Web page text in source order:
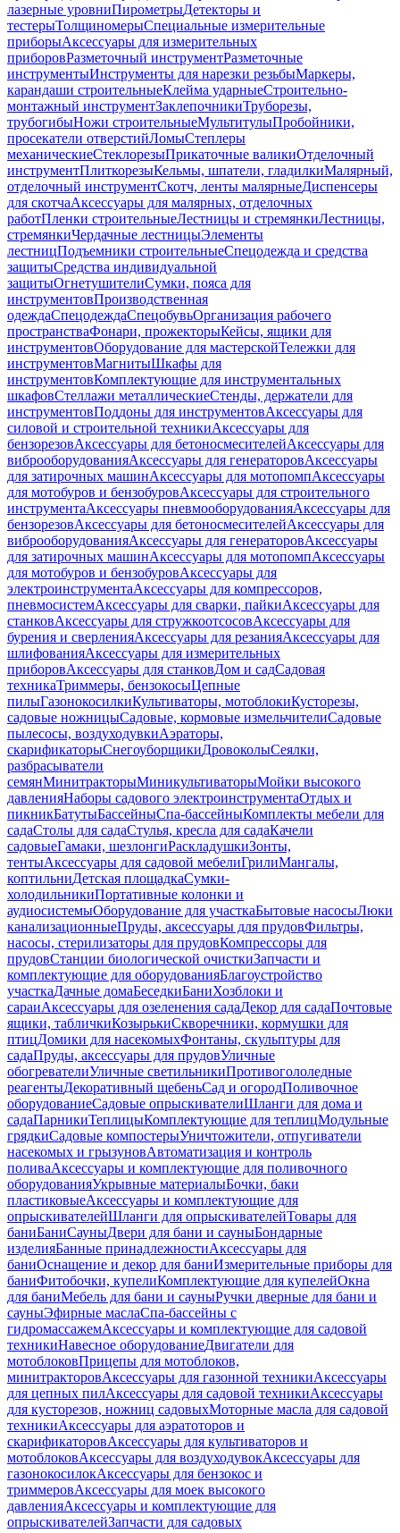
лазерные уровниПирометрыДетекторы и
тестерыТолщиномерыСпециальные измерительные
приборыАксессуары для измерительных
приборовРазметочный инструментРазметочные
инструментыИнструменты для нарезки резьбыМаркеры,
карандаши строительныеКлейма ударныеСтроительно-
монтажный инструментЗаклепочникиТруборезы,
трубогибыНожи строительныеМультитулыПробойники,
просекатели отверстийЛомыСтеплеры
механическиеСтеклорезыПрикаточные валикиОтделочный
инструментПлиткорезыКельмы, шпатели, гладилкиМалярный,
отделочный инструментСкотч, ленты малярныеДиспенсеры
для скотчаАксессуары для малярных, отделочных
работПленки строительныеЛестницы и стремянкиЛестницы,
стремянкиЧердачные лестницыЭлементы
лестницПодъемники строительныеСпецодежда и средства
защитыСредства индивидуальной
защитыОгнетушителиСумки, пояса для
инструментовПроизводственная
одеждаСпецодеждаСпецобувьОрганизация рабочего
пространстваФонари, прожекторыКейсы, ящики для
инструментовОборудование для мастерскойТележки для
инструментовМагнитыШкафы для
инструментовКомплектующие для инструментальных
шкафовСтеллажи металлическиеСтенды, держатели для
инструментовПоддоны для инструментовАксессуары для
силовой и строительной техникиАксессуары для
бензорезовАксессуары для бетоносмесителейАксессуары для
виброоборудованияАксессуары для генераторовАксессуары
для затирочных машинАксессуары для мотопомпАксессуары
для мотобуров и бензобуровАксессуары для строительного
инструментаАксессуары пневмооборудованияАксессуары для
бензорезовАксессуары для бетоносмесителейАксессуары для
виброоборудованияАксессуары для генераторовАксессуары
для затирочных машинАксессуары для мотопомпАксессуары
для мотобуров и бензобуровАксессуары для
электроинструментаАксессуары для компрессоров,
пневмосистемАксессуары для сварки, пайкиАксессуары для
станковАксессуары для стружкоотсосовАксессуары для
бурения и сверленияАксессуары для резанияАксессуары для
шлифованияАксессуары для измерительных
приборовАксессуары для станковДом и садСадовая
техникаТриммеры, бензокосыЦепные
пилыГазонокосилкиКультиваторы, мотоблокиКусторезы,
садовые ножницыСадовые, кормовые измельчителиСадовые
пылесосы, воздуходувкиАэраторы,
скарификаторыСнегоуборщикиДровоколыСеялки,
разбрасыватели
семянМинитракторыМиникультиваторыМойки высокого
давленияНаборы садового электроинструментаОтдых и
пикникБатутыБассейныСпа-бассейныКомплекты мебели для
садаСтолы для садаСтулья, кресла для садаКачели
садовыеГамаки, шезлонгиРаскладушкиЗонты,
тентыАксессуары для садовой мебелиГрилиМангалы,
коптильниДетская площадкаСумки-
холодильникиПортативные колонки и
аудиосистемыОборудование для участкаБытовые насосыЛюки
канализационныеПруды, аксессуары для прудовФильтры,
насосы, стерилизаторы для прудовКомпрессоры для
прудовСтанции биологической очисткиЗапчасти и
комплектующие для оборудованияБлагоустройство
участкаДачные домаБеседкиБаниХозблоки и
сараиАксессуары для озеленения садаДекор для садаПочтовые
ящики, табличкиКозырькиСкворечники, кормушки для
птицДомики для насекомыхФонтаны, скульптуры для
садаПруды, аксессуары для прудовУличные
обогревателиУличные светильникиПротивогололедные
реагентыДекоративный щебеньСад и огородПоливочное
оборудованиеСадовые опрыскивателиШланги для дома и
садаПарникиТеплицыКомплектующие для теплицМодульные
грядкиСадовые компостерыУничтожители, отпугиватели
насекомых и грызуновАвтоматизация и контроль
поливаАксессуары и комплектующие для поливочного
оборудованияУкрывные материалыБочки, баки
пластиковыеАксессуары и комплектующие для
опрыскивателейШланги для опрыскивателейТовары для
баниБаниСауныДвери для бани и сауныБондарные
изделияБанные принадлежностиАксессуары для
баниОснащение и декор для баниИзмерительные приборы для
баниФитобочки, купелиКомплектующие для купелейОкна
для баниМебель для бани и сауныРучки дверные для бани и
сауныЭфирные маслаСпа-бассейны с
гидромассажемАксессуары и комплектующие для садовой
техникиНавесное оборудованиеДвигатели для
мотоблоковПрицепы для мотоблоков,
минитракторовАксессуары для газонной техникиАксессуары
для цепных пилАксессуары для садовой техникиАксессуары
для кусторезов, ножниц садовыхМоторные масла для садовой
техникиАксессуары для аэратоторов и
скарификаторовАксессуары для культиваторов и
мотоблоковАксессуары для воздуходувокАксессуары для
газонокосилокАксессуары для бензокос и
триммеровАксессуары для моек высокого
давленияАксессуары и комплектующие для
опрыскивателейЗапчасти для садовых